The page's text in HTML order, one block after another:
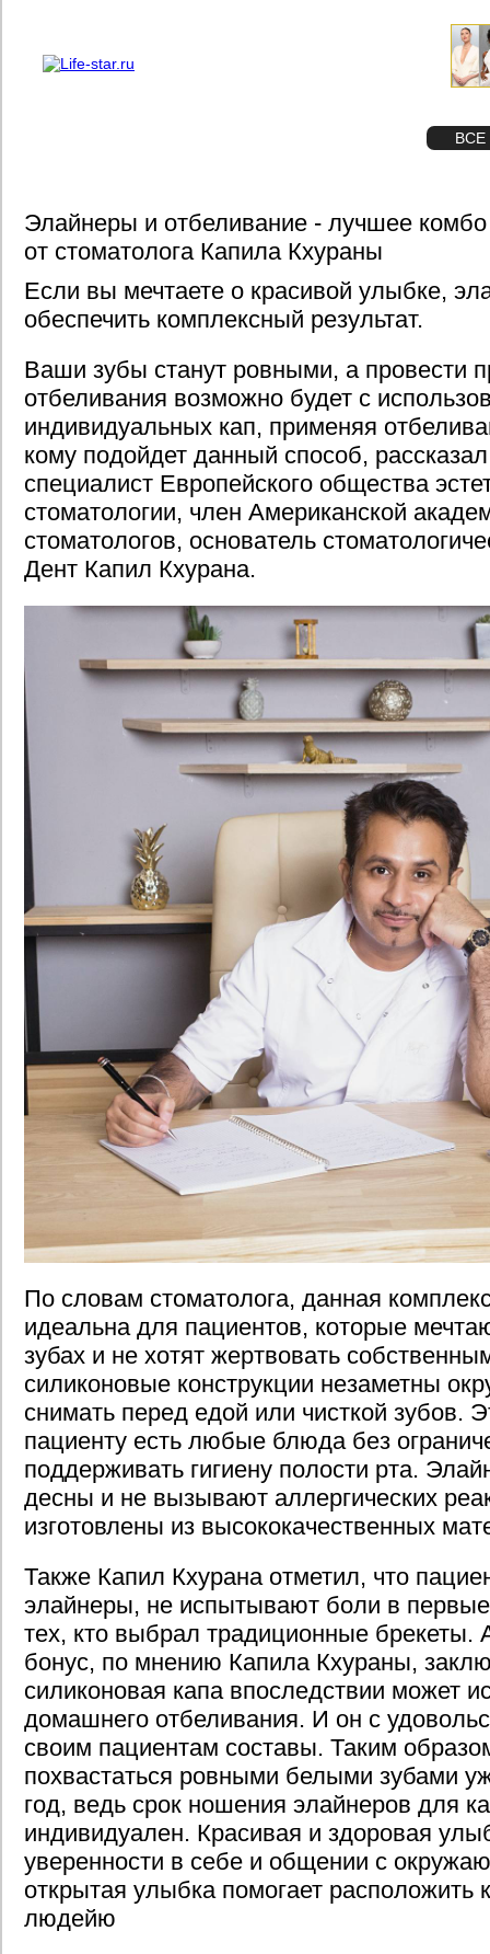
ВСЕ
Элайнеры и отбеливание - лучшее
от стоматолога Капила Кхураны
Если вы мечтаете о красивой улыбке,
обеспечить комплексный результат.
Ваши зубы станут ровными, а провести
отбеливания возможно будет с
индивидуальных кап, применяя
кому подойдет данный способ,
специалист Европейского общества
стоматологии, член Американской
стоматологов, основатель
Дент Капил Кхурана.
По словам стоматолога, данная
идеальна для пациентов, которые
зубах и не хотят жертвовать
силиконовые конструкции незаметны
снимать перед едой или чисткой зубов.
пациенту есть любые блюда без
поддерживать гигиену полости рта.
десны и не вызывают аллергических
изготовлены из высококачественных
Также Капил Кхурана отметил, что
элайнеры, не испытывают боли в
тех, кто выбрал традиционные
бонус, по мнению Капила Кхураны,
силиконовая капа впоследствии может
домашнего отбеливания. И он с
своим пациентам составы. Таким
похвастаться ровными белыми зубами
год, ведь срок ношения элайнеров для
индивидуален. Красивая и здоровая
уверенности в себе и общении с
открытая улыбка помогает расположить
людейю